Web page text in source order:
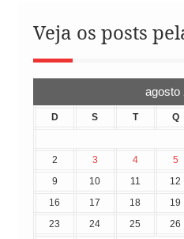
Veja os posts
agosto
D S T Q
2
3 4 5
9
10 11 12
16
17 18 19
23
24 25 26